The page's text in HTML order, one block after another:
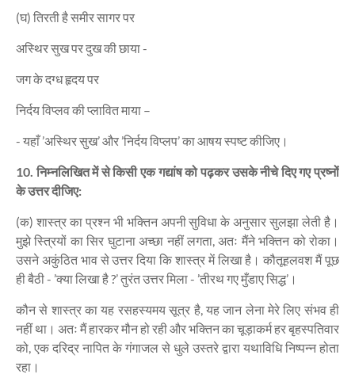
(घ) तिरती है समीर सागर पर
अस्थिर सुख पर दुख की छाया -
जग के दग्ध हृदय पर
निर्दय विप्लव की प्लावित माया –
- यहाँ ’अस्थिर सुख’ और ’निर्दय विप्लप’ का आषय स्पष्ट कीजिए।
10. निम्नलिखित में से किसी एक गद्यांष को पढ़कर उसके नीचे दिए गए प्रष्नों
के उत्तर दीजिए:
(क) शास्त्र का प्रश्न भी भक्तिन अपनी सुविधा के अनुसार सुलझा लेती है।
मुझे स्त्रियों का सिर घुटाना अच्छा नहीं लगता, अतः मैंने भक्तिन को रोका।
उसने अकुंठित भाव से उत्तर दिया कि शास्त्र में लिखा है। कौतूहलवश मैं पूछ
ही बैठी - ’क्या लिखा है ?’ तुरंत उत्तर मिला - ’तीरथ गए मुँडाए सिद्ध’।
कौन से शास्त्र का यह रसहस्यमय सूत्र है, यह जान लेना मेरे लिए संभव ही
नहीं था। अतः मैं हारकर मौन हो रही और भक्तिन का चूड़ाकर्म हर बृहस्पतिवार
को, एक दरिद्र नापित के गंगाजल से धुले उस्तरे द्वारा यथाविधि निष्पन्न होता
रहा।